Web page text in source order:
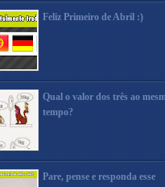
Feliz Primeiro de Abril :)
Qual o valor dos três ao
tempo?
Pare, pense e responda esse